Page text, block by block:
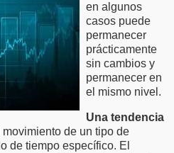
en algunos
casos puede
permanecer
prácticamente
sin cambios y
permanecer en
el mismo nivel.
Una tendencia
movimiento de un tipo de
de tiempo específico. El